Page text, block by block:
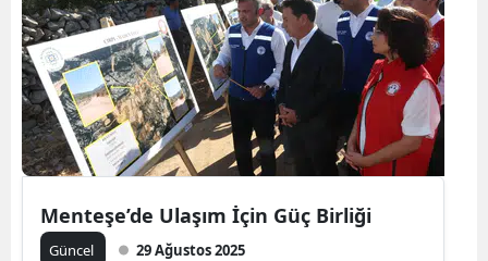
Menteşe’de Ulaşım İçin Güç Birliği
Güncel 29 Ağustos 2025